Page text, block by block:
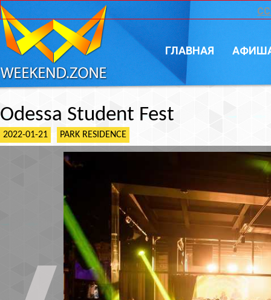
ГЛАВНАЯ
Odessa Student Fest
2022-01-21 PARK RESIDENCE